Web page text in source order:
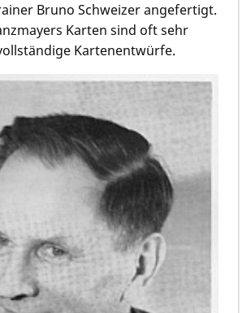
Bruno Schweizer angefertigt.
Karten sind oft sehr
Kartenentwürfe.